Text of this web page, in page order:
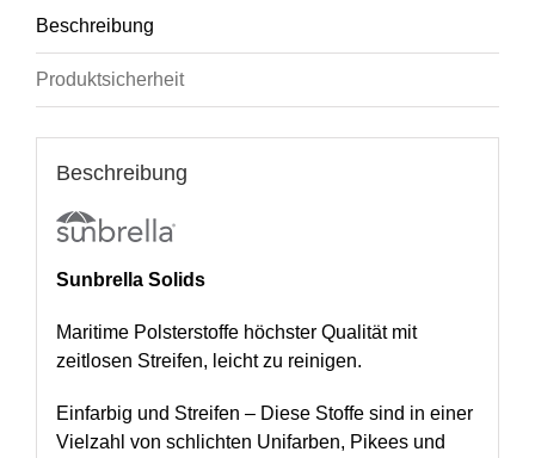
Beschreibung
Produktsicherheit
Beschreibung
Sunbrella Solids
Maritime Polsterstoffe höchster Qualität mit
zeitlosen Streifen, leicht zu reinigen.
Einfarbig und Streifen – Diese Stoffe sind in einer
Vielzahl von schlichten Unifarben, Pikees und